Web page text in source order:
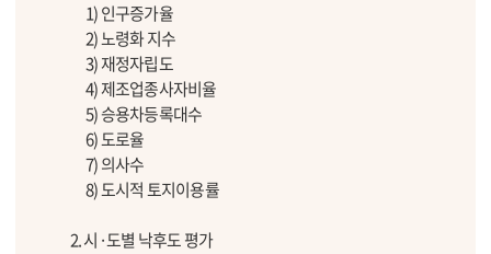
1) 인구증가율
2) 노령화 지수
3) 재정자립도
4) 제조업종사자비율
5) 승용차등록대수
6) 도로율
7) 의사수
8) 도시적 토지이용률
2. 시·도별 낙후도 평가